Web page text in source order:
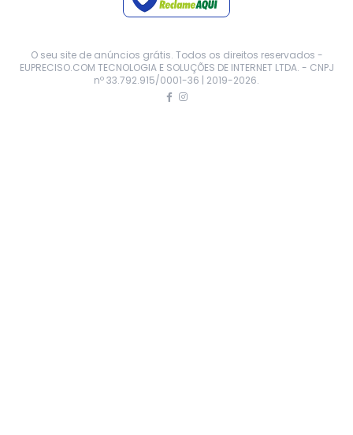
O seu site de anúncios grátis. Todos os direitos reservados -
EUPRECISO.COM TECNOLOGIA E SOLUÇÕES DE INTERNET LTDA. - CNPJ
nº 33.792.915/0001-36 | 2019-2026.